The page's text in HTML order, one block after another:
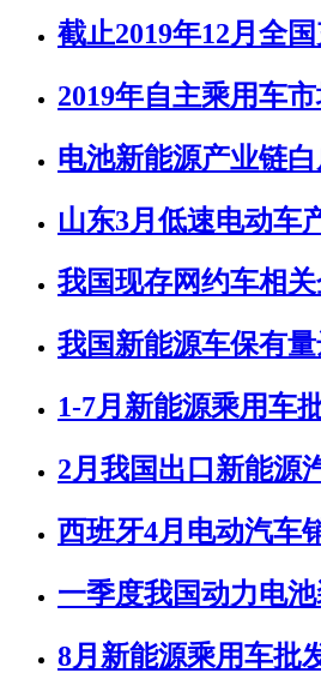
截止2019年12月全
2019年自主乘用车
电池新能源产业链
山东3月低速电动车
我国现存网约车相
我国新能源车保有
1-7月新能源乘用车
2月我国出口新能源
西班牙4月电动汽车
一季度我国动力电
8月新能源乘用车批